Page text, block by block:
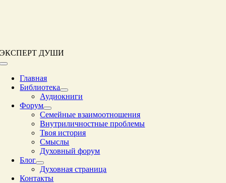
ЭКСПЕРТ ДУШИ
Переключение
навигацииГлавная
Библиотека
Аудиокниги
Форум
Семейные взаимоотношения
Внутриличностные проблемы
Твоя история
Смыслы
Духовный форум
Блог
Духовная страница
Контакты